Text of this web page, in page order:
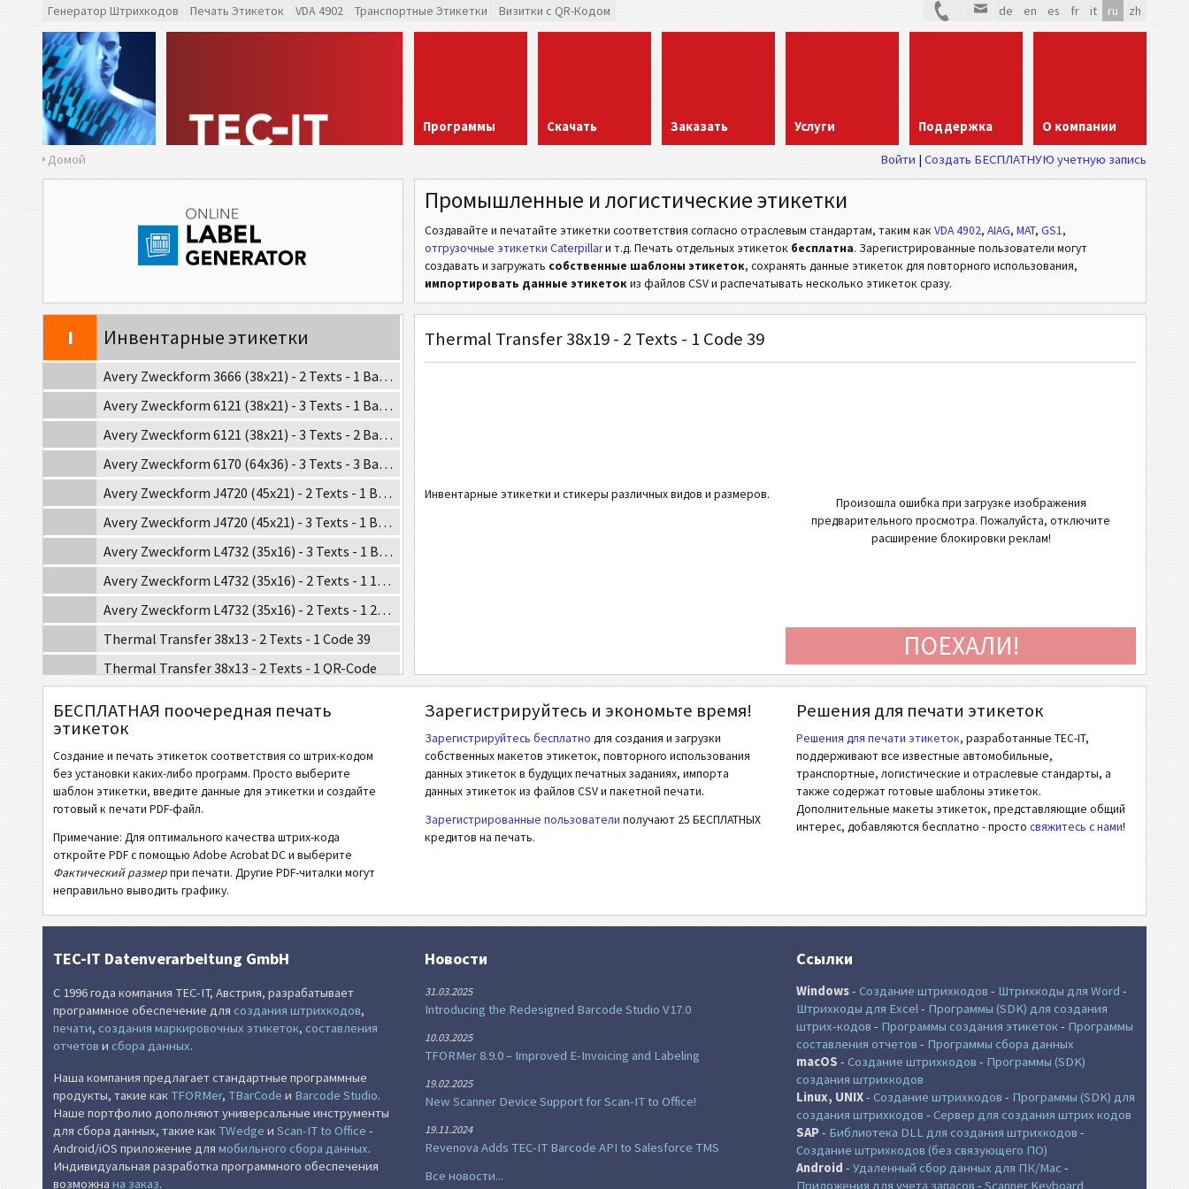
Генератор Штрихкодов Печать Этикеток VDA 4902 Транспортные Этикетки Визитки с QR-Кодом de en es fr it ru zh
Программы Скачать Заказать Услуги Поддержка О компании
Домой Войти Создать БЕСПЛАТНУЮ учетную запись
Промышленные и логистические этикетки
Создавайте и печатайте этикетки соответствия согласно отраслевым стандартам, таким как VDA 4902, AIAG, MAT, GS1,
отгрузочные этикетки Caterpillarи т.д. Печать отдельных этикеток бесплатна. Зарегистрированные пользователи могут
создавать и загружать собственные шаблоны этикеток, сохранять данные этикеток для повторного использования,
импортировать данные этикетокиз файлов CSV и распечатывать несколько этикеток сразу.
GS1
Этикетки GS1
O
Odette
G
Galia
Этикетки MAT
I
Инвентарные этикетки
Avery Zweckform 3666 (38x21) - 2 Texts - 1 Barcode
Avery Zweckform 6121 (38x21) - 3 Texts - 1 Barcode
Avery Zweckform 6121 (38x21) - 3 Texts - 2 Barcodes
Avery Zweckform 6170 (64x36) - 3 Texts - 3 Barcodes
Avery Zweckform J4720 (45x21) - 2 Texts - 1 Barcode
Avery Zweckform J4720 (45x21) - 3 Texts - 1 Barcode
Avery Zweckform L4732 (35x16) - 3 Texts - 1 Barcode
Avery Zweckform L4732 (35x16) - 2 Texts - 1 1D Barcode
Avery Zweckform L4732 (35x16) - 2 Texts - 1 2D Barcode
Thermal Transfer 38x13 - 2 Texts - 1 Code 39
Thermal Transfer 38x13 - 2 Texts - 1 QR-Code
Thermal Transfer 38x19 - 2 Texts - 1 Code 39
Thermal Transfer 38x19 - 2 Texts - 1 Code 128
Thermal Transfer 51x25 - 2 Texts - 1 Code 128
Thermal Transfer 51x25 - 2 Texts - 1 QR-Code
NF
Этикетки для пищевых продуктов
€
SEPA мандат
₣
Швейцарский QR-счет
П
Прочее
Thermal Transfer 38x19 - 2 Texts - 1 Code 39
Инвентарные этикетки и стикеры различных видов и размеров.
Произошла ошибка при загрузке изображения
предварительного просмотра. Пожалуйста, отключите
расширение блокировки реклам!
ПОЕХАЛИ!
БЕСПЛАТНАЯ поочередная печать
этикеток
Создание и печать этикеток соответствия со штрих-кодом
без установки каких-либо программ. Просто выберите
шаблон этикетки, введите данные для этикетки и создайте
готовый к печати PDF-файл.
Примечание: Для оптимального качества штрих-кода
откройте PDF с помощью Adobe Acrobat DC и выберите
Фактический размерпри печати. Другие PDF-читалки могут
неправильно выводить графику.
Зарегистрируйтесь и экономьте время!
Зарегистрируйтесь бесплатно для создания и загрузки
собственных макетов этикеток, повторного использования
данных этикеток в будущих печатных заданиях, импорта
данных этикеток из файлов CSV и пакетной печати.
Зарегистрированные пользователи получают 25 БЕСПЛАТНЫХ
кредитов на печать.
Решения для печати этикеток
Решения для печати этикеток, разработанные TEC-IT,
поддерживают все известные автомобильные,
транспортные, логистические и отраслевые стандарты, а
также содержат готовые шаблоны этикеток.
Дополнительные макеты этикеток, представляющие общий
интерес, добавляются бесплатно - просто свяжитесь с нами!
TEC-IT Datenverarbeitung GmbH
С 1996 года компания TEC-IT, Австрия, разрабатывает
программное обеспечение для создания штрихкодов,
печати, создания маркировочных этикеток, составления
отчетов и сбора данных.
Наша компания предлагает стандартные программные
продукты, такие как TFORMer, TBarCode и Barcode Studio.
Наше портфолио дополняют универсальные инструменты
для сбора данных, такие как TWedge и Scan-IT to Office -
Android/iOS приложение для мобильного сбора данных.
Индивидуальная разработка программного обеспечения
возможна на заказ.
Новости
31.03.2025
Introducing the Redesigned Barcode Studio V17.0
10.03.2025
TFORMer 8.9.0 – Improved E-Invoicing and Labeling
19.02.2025
New Scanner Device Support for Scan-IT to Office!
19.11.2024
Revenova Adds TEC-IT Barcode API to Salesforce TMS
Все новости...
Ссылки
Windows- Создание штрихкодов - Штрихкоды для Word -
Штрихкоды для Excel- Программы (SDK) для создания
штрих-кодов - Программы создания этикеток- Программы
составления отчетов - Программы сбора данных
macOS - Создание штрихкодов - Программы (SDK)
создания штрихкодов
Linux, UNIX- Создание штрихкодов - Программы (SDK) для
создания штрихкодов - Сервер для создания штрих кодов
SAP- Библиотека DLL для создания штрихкодов -
Создание штрихкодов (без связующего ПО)
Android - Удаленный сбор данных для ПК/Mac -
Приложения для учета запасов - Scanner Keyboard